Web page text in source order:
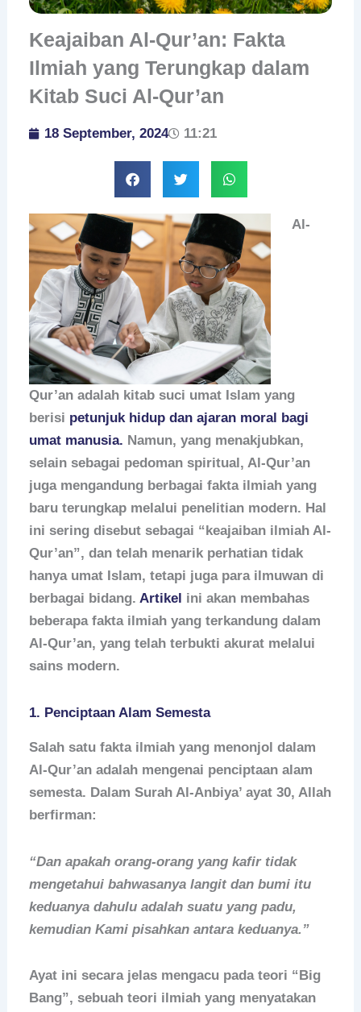
Keajaiban Al-Qur’an: Fakta
Ilmiah yang Terungkap dalam
Kitab Suci Al-Qur’an
18 September, 2024 11:21
Al-
Qur’an adalah kitab suci umat Islam yang
berisi petunjuk hidup dan ajaran moral bagi
umat manusia. Namun, yang menakjubkan,
selain sebagai pedoman spiritual, Al-Qur’an
juga mengandung berbagai fakta ilmiah yang
baru terungkap melalui penelitian modern. Hal
ini sering disebut sebagai “keajaiban ilmiah Al-
Qur’an”, dan telah menarik perhatian tidak
hanya umat Islam, tetapi juga para ilmuwan di
berbagai bidang.Artikel ini akan membahas
beberapa fakta ilmiah yang terkandung dalam
Al-Qur’an, yang telah terbukti akurat melalui
sains modern.
1. Penciptaan Alam Semesta
Salah satu fakta ilmiah yang menonjol dalam
Al-Qur’an adalah mengenai penciptaan alam
semesta. Dalam Surah Al-Anbiya’ ayat 30, Allah
berfirman:
“Dan apakah orang-orang yang kafir tidak
mengetahui bahwasanya langit dan bumi itu
keduanya dahulu adalah suatu yang padu,
kemudian Kami pisahkan antara keduanya.”
Ayat ini secara jelas mengacu pada teori “Big
Bang”, sebuah teori ilmiah yang menyatakan